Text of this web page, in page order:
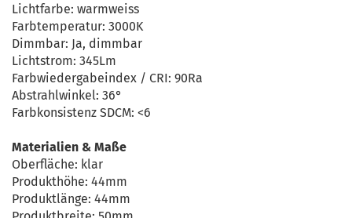
Lichtfarbe: warmweiss
Farbtemperatur: 3000K
Dimmbar: Ja, dimmbar
Lichtstrom: 345Lm
Farbwiedergabeindex / CRI: 90Ra
Abstrahlwinkel: 36°
Farbkonsistenz SDCM: <6
Materialien & Maße
Oberfläche: klar
Produkthöhe: 44mm
Produktlänge: 44mm